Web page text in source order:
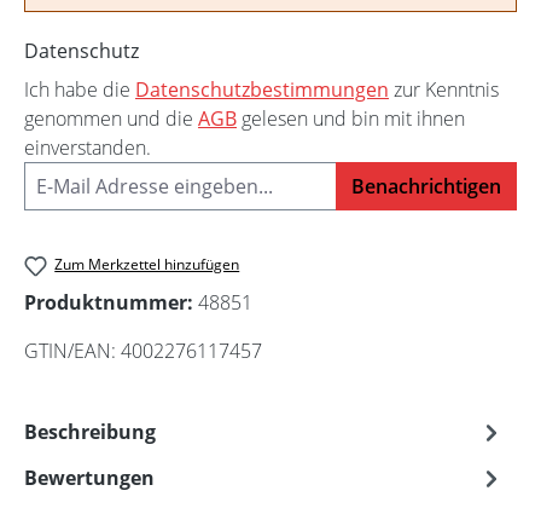
Datenschutz
Ich habe die Datenschutzbestimmungen zur Kenntnis
genommen und die AGB gelesen und bin mit ihnen
einverstanden.
Benachrichtigen
Zum Merkzettel hinzufügen
Produktnummer: 48851
GTIN/EAN: 4002276117457
Beschreibung
Bewertungen